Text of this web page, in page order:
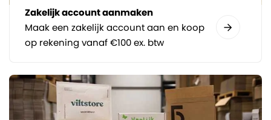
Zakelijk account aanmaken
Maak een zakelijk account aan en koop
op rekening vanaf €100 ex. btw